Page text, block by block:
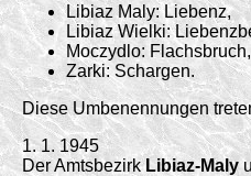
Libiaz Maly: Liebenz,
Libiaz Wielki:
Moczydlo: Flachsbruch,
Zarki: Schargen.
Diese Umbenennungen
1. 1. 1945
Der AmtsbezirkLibiaz-Maly